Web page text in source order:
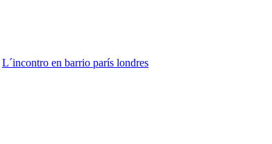
L´incontro en barrio parís londres